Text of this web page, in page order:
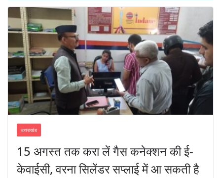
उत्तराखंड
15 अगस्त तक करा लें गैस कनेक्शन की ई-
केवाईसी, वरना सिलेंडर सप्लाई में आ सकती है